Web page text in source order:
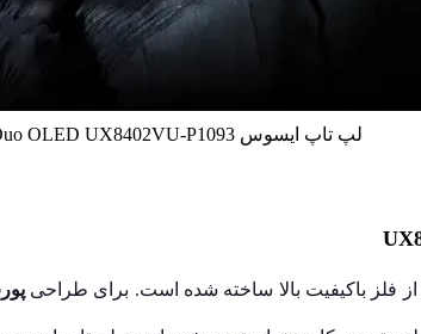
لپ تاپ ایسوس Zenbook Pro 14 Duo OLED UX8402VU-P1093
از فلز باکیفیت بالا ساخته شده است. برای طراحی